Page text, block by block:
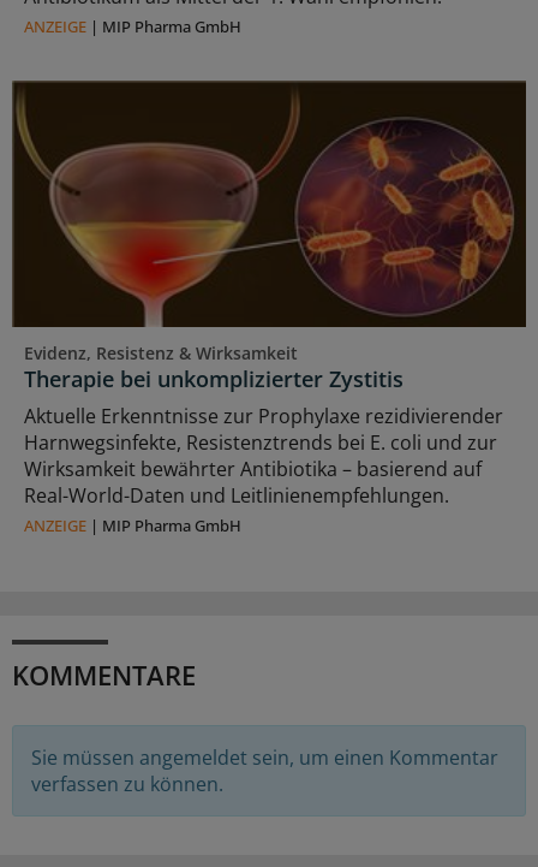
ANZEIGE | MIP Pharma GmbH
Evidenz, Resistenz & Wirksamkeit
Therapie bei unkomplizierter Zystitis
Aktuelle Erkenntnisse zur Prophylaxe rezidivierender
Harnwegsinfekte, Resistenztrends bei E. coli und zur
Wirksamkeit bewährter Antibiotika – basierend auf
Real-World-Daten und Leitlinienempfehlungen.
ANZEIGE | MIP Pharma GmbH
KOMMENTARE
Sie müssen angemeldet sein, um einen Kommentar
verfassen zu können.